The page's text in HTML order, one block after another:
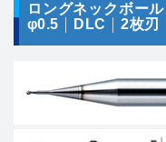
ロングネックボール
φ0.5
DLC 2枚刃